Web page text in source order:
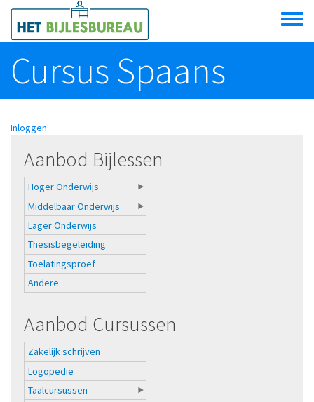
Overslaan en naar de algemene inhoud gaan
Toggle
menu
Cursus Spaans
Inloggen
Aanbod Bijlessen
Hoger Onderwijs
Middelbaar Onderwijs
Lager Onderwijs
Thesisbegeleiding
Toelatingsproef
Andere
Aanbod Cursussen
Zakelijk schrijven
Logopedie
Taalcursussen